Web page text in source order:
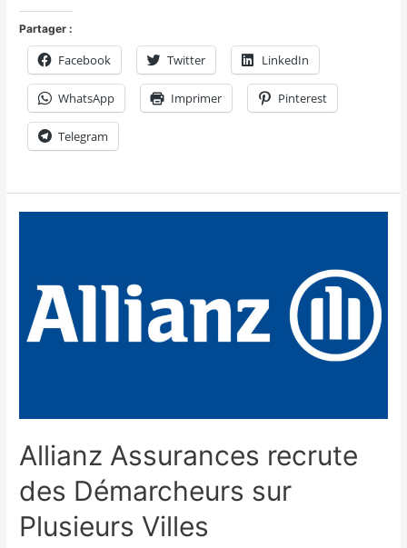
Partager :
Facebook Twitter LinkedIn
WhatsApp Imprimer Pinterest
Telegram
Allianz Assurances recrute
des Démarcheurs sur
Plusieurs Villes